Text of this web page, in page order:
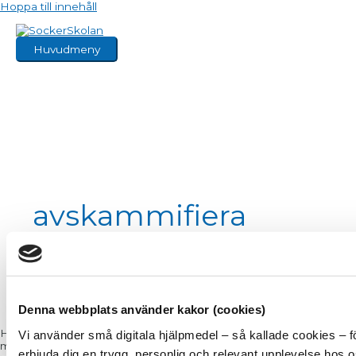
Denna webbplats använder kakor (cookies)
Vi använder små digitala hjälpmedel – så kallade cookies –
Hoppa till innehåll
Huvudmeny
avskammifiera
Hjälp mig Att som jag, ha ett beroende innebär nästan alltid att
min hjärna ljuger för mig själv och för alla andra omkring mig.